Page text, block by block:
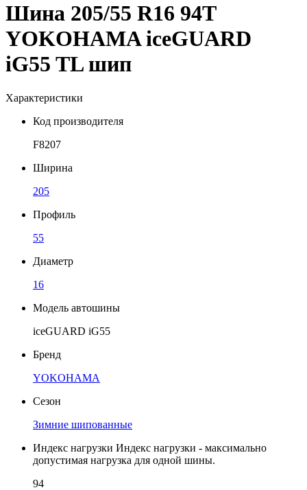
Шина 205/55 R16 94T
YOKOHAMA iceGUARD
iG55 TL шип
Характеристики
Код производителя
F8207
Ширина
205
Профиль
55
Диаметр
16
Модель автошины
iceGUARD iG55
Бренд
YOKOHAMA
Сезон
Зимние шипованные
Индекс нагрузки Индекс нагрузки - максимально
допустимая нагрузка для одной шины.
94